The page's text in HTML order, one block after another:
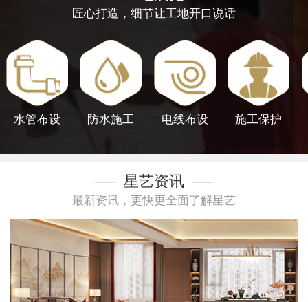
匠心打造，细节让工地开口说话
水管布设 防水施工 电线布设 施工保护
星艺资讯
最新资讯，更快更全面了解星艺